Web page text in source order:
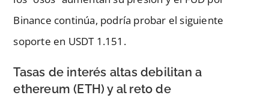
Binance continúa, podría probar el siguiente
soporte en USDT 1.151.
Tasas de interés altas debilitan a
ethereum (ETH) y al reto de